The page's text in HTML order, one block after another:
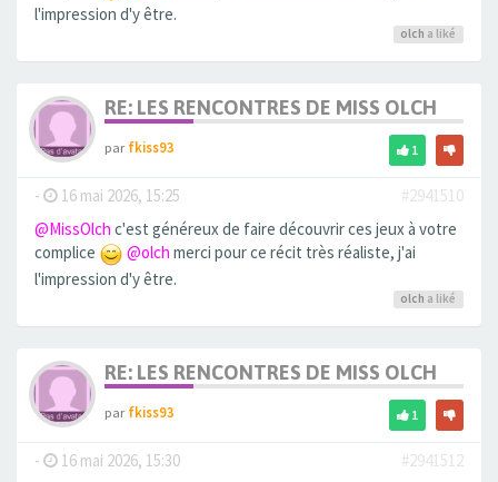
l'impression d'y être.
olch a liké
RE: LES RENCONTRES DE MISS OLCH
parfkiss93 1
- 16 mai 2026, 15:25
#2941510
@MissOlch c'est généreux de faire découvrir ces jeux à votre
complice
@olch merci pour ce récit très réaliste, j'ai
l'impression d'y être.
olch a liké
RE: LES RENCONTRES DE MISS OLCH
parfkiss93 1
- 16 mai 2026, 15:30
#2941512